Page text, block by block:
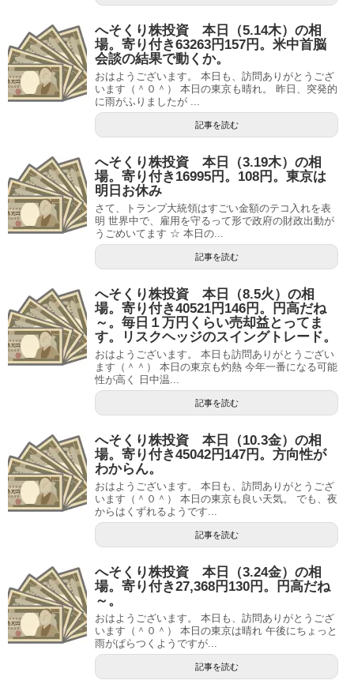
へそくり株投資 本日（5.14木）の相
場。寄り付き63263円157円。米中首脳
会談の結果で動くか。
おはようございます。 本日も、訪問ありがとうござ
います（＾０＾） 本日の東京も晴れ。 昨日、突発的
に雨がふりましたが ...
記事を読む
へそくり株投資 本日（3.19木）の相
場。寄り付き16995円。108円。東京は
明日お休み
さて、トランプ大統領はすごい金額のテコ入れを表
明 世界中で、雇用を守るって形で政府の財政出動が
うごめいてます ☆ 本日の...
記事を読む
へそくり株投資 本日（8.5火）の相
場。寄り付き40521円146円。円高だね
～。毎日１万円くらい売却益とってま
す。リスクヘッジのスイングトレード。
おはようございます。 本日も訪問ありがとうござい
ます（＾＾） 本日の東京も灼熱 今年一番になる可能
性が高く 日中温...
記事を読む
へそくり株投資 本日（10.3金）の相
場。寄り付き45042円147円。方向性が
わからん。
おはようございます。 本日も、訪問ありがとうござ
います（＾０＾） 本日の東京も良い天気。 でも、夜
からはくずれるようです...
記事を読む
へそくり株投資 本日（3.24金）の相
場。寄り付き27,368円130円。円高だね
～。
おはようございます。 本日も、訪問ありがとうござ
います（＾０＾） 本日の東京は晴れ 午後にちょっと
雨がぱらつくようですが...
記事を読む